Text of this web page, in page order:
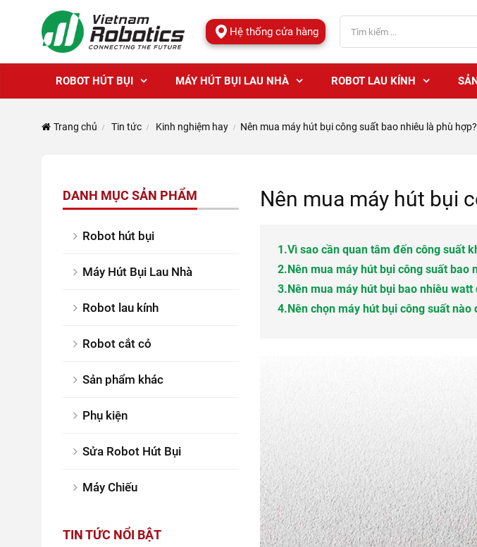
Hệ thống cửa hàng
ROBOT HÚT BỤI MÁY HÚT BỤI LAU NHÀ ROBOT LAU KÍNH
Trang chủ Tin tức Kinh nghiệm hay Nên mua máy hút bụi công suất bao nhiêu là phù hợp?
DANH MỤC SẢN PHẨM
Robot hút bụi
Máy Hút Bụi Lau Nhà
Robot lau kính
Robot cắt cỏ
Sản phẩm khác
Phụ kiện
Sửa Robot Hút Bụi
Máy Chiếu
TIN TỨC NỔI BẬT
Nên mua máy hút bụi
1.Vì sao cần quan tâm đến công suất
2.Nên mua máy hút bụi công suất bao
3.Nên mua máy hút bụi bao nhiêu
4.Nên chọn máy hút bụi công suất nào